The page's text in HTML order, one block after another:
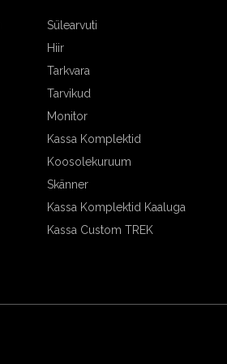
Sülearvuti
Hiir
Tarkvara
Tarvikud
Monitor
Kassa Komplektid
Koosolekuruum
Skänner
Kassa Komplektid Kaaluga
Kassa Custom TREK